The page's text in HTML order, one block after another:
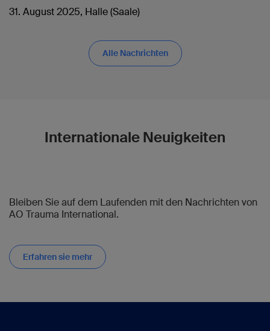
31. August 2025, Halle (Saale)
Alle Nachrichten
Internationale Neuigkeiten
Bleiben Sie auf dem Laufenden mit den Nachrichten von
AO Trauma International.
Erfahren sie mehr